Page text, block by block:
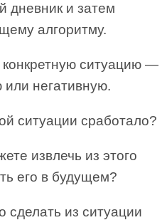
дневник и затем
алгоритму.
ситуацию —
или негативную.
ситуации сработало?
извлечь из этого
его в будущем?
из ситуации